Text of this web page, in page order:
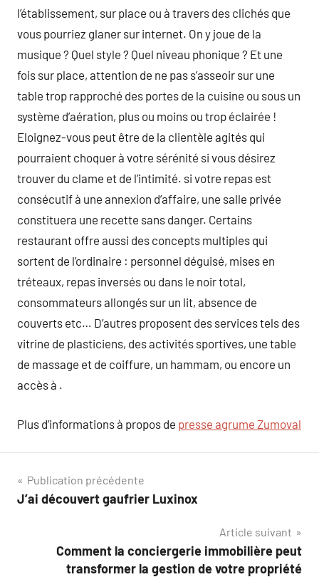
l’établissement, sur place ou à travers des clichés que
vous pourriez glaner sur internet. On y joue de la
musique ? Quel style ? Quel niveau phonique ? Et une
fois sur place, attention de ne pas s’asseoir sur une
table trop rapproché des portes de la cuisine ou sous un
système d’aération, plus ou moins ou trop éclairée !
Eloignez-vous peut être de la clientèle agités qui
pourraient choquer à votre sérénité si vous désirez
trouver du clame et de l’intimité. si votre repas est
consécutif à une annexion d’affaire, une salle privée
constituera une recette sans danger. Certains
restaurant offre aussi des concepts multiples qui
sortent de l’ordinaire : personnel déguisé, mises en
tréteaux, repas inversés ou dans le noir total,
consommateurs allongés sur un lit, absence de
couverts etc… D’autres proposent des services tels des
vitrine de plasticiens, des activités sportives, une table
de massage et de coiffure, un hammam, ou encore un
accès à .
Plus d’informations à propos de presse agrume Zumoval
Navigation
de
Publication précédente
J’ai découvert gaufrier Luxinox
Article suivant
Comment la conciergerie immobilière peut
transformer la gestion de votre propriété